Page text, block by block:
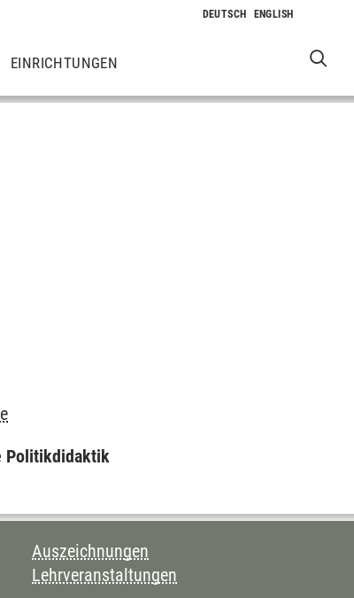
EINRICHTUNGEN
Politikdidaktik
Auszeichnungen
Lehrveranstaltungen